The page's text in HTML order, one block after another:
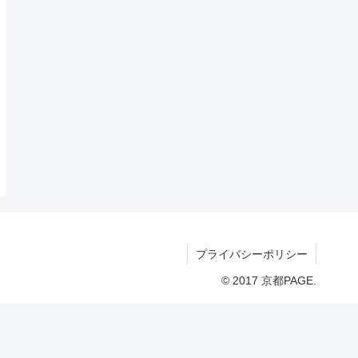
プライバシーポリシー
© 2017 京都PAGE.